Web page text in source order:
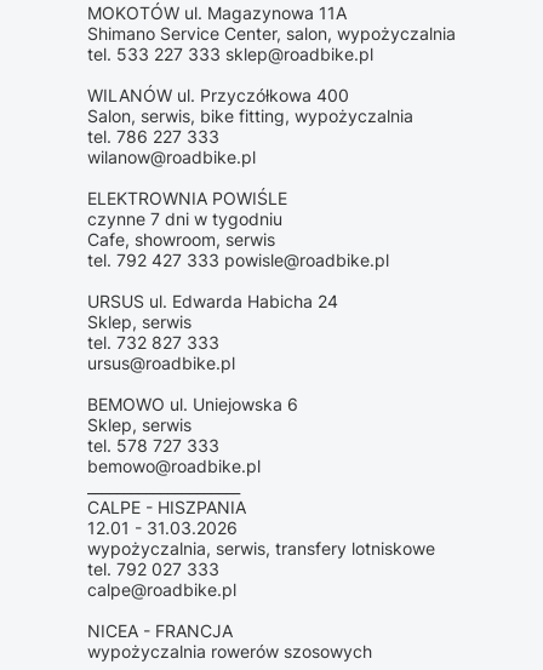
MOKOTÓW ul. Magazynowa 11A
Shimano Service Center, salon, wypożyczalnia
tel. 533 227 333 sklep@roadbike.pl
WILANÓW ul. Przyczółkowa 400
Salon, serwis, bike fitting, wypożyczalnia
tel. 786 227 333
wilanow@roadbike.pl
ELEKTROWNIA POWIŚLE
czynne 7 dni w tygodniu
Cafe, showroom, serwis
tel. 792 427 333 powisle@roadbike.pl
URSUS ul. Edwarda Habicha 24
Sklep, serwis
tel. 732 827 333
ursus@roadbike.pl
BEMOWO ul. Uniejowska 6
Sklep, serwis
tel. 578 727 333
bemowo@roadbike.pl
CALPE - HISZPANIA
12.01 - 31.03.2026
wypożyczalnia, serwis, transfery lotniskowe
tel. 792 027 333
calpe@roadbike.pl
NICEA - FRANCJA
wypożyczalnia rowerów szosowych